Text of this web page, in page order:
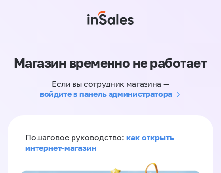
Магазин временно не работает
Если вы сотрудник магазина —
войдите в панель администратора
Пошаговое руководство: как открыть
интернет-магазин